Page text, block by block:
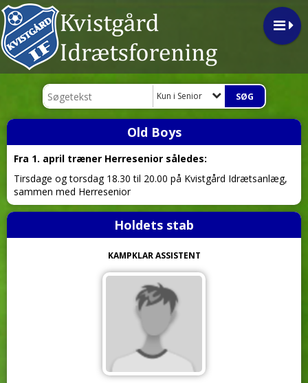
Kun i Senior
Old Boys
Fra 1. april træner Herresenior således:
Tirsdage og torsdag 18.30 til 20.00 på Kvistgård Idrætsanlæg,
sammen med Herresenior
Holdets stab
KAMPKLAR ASSISTENT